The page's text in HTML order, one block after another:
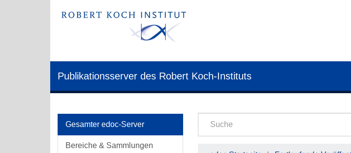
Publikationsserver des Robert Koch-Instituts
Gesamter edoc-Server
Bereiche & Sammlungen